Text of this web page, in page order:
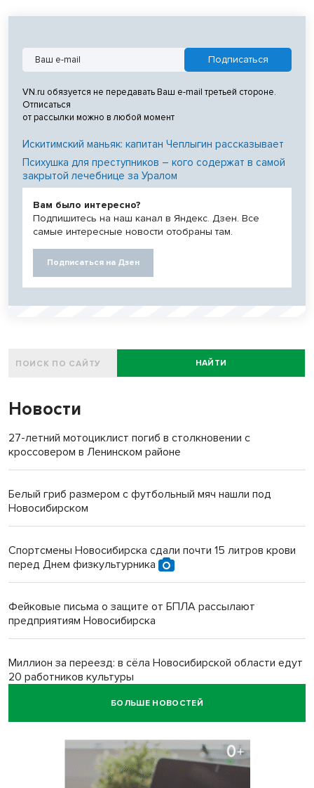
VN.ru обязуется не передавать Ваш e-mail третьей стороне.
Отписаться
от рассылки можно в любой момент
Искитимский маньяк: капитан Чеплыгин рассказывает
Психушка для преступников – кого содержат в самой
закрытой лечебнице за Уралом
Вам было интересно?
Подпишитесь на наш канал в Яндекс. Дзен. Все
самые интересные новости отобраны там.
Подписаться на Дзен
НАЙТИ
Новости
27-летний мотоциклист погиб в столкновении с
кроссовером в Ленинском районе
Белый гриб размером с футбольный мяч нашли под
Новосибирском
Спортсмены Новосибирска сдали почти 15 литров крови
перед Днем физкультурника
Фейковые письма о защите от БПЛА рассылают
предприятиям Новосибирска
Миллион за переезд: в сёла Новосибирской области едут
20 работников культуры
О похолодании в августе-2026 рассказали синоптики в
В Новосибирске минтранс наказал 8 таксистов без
БОЛЬШЕ НОВОСТЕЙ